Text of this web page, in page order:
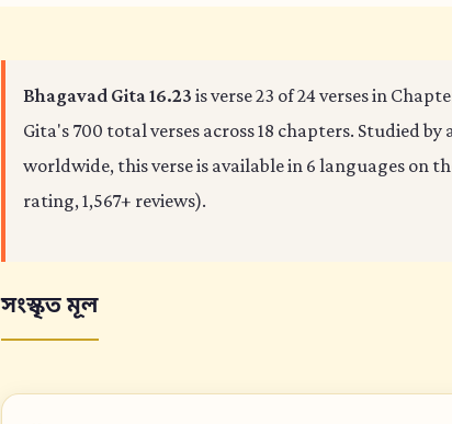
Bhagavad Gita 16.23 is verse 23 of 24 verses in
Gita's 700 total verses across 18 chapters. Studied
worldwide, this verse is available in 6 languages on
rating, 1,567+ reviews).
সংস্কৃত মূল